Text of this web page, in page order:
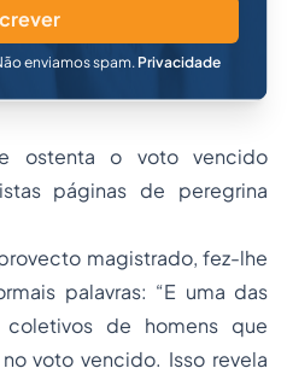
enviamos spam. Privacidade
ostenta o voto vencido
páginas de peregrina
magistrado, fez-lhe
palavras: “E uma das
de homens que
voto vencido. Isso revela